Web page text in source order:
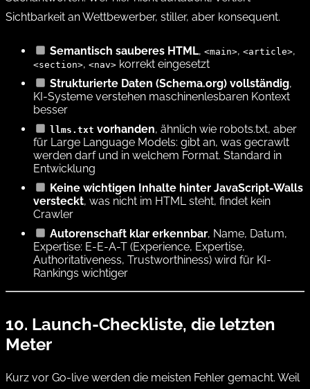
Sichtbarkeit an Wettbewerber, stiller, aber konsequent.
Semantisch sauberes HTML, <main>, <article>,
<section>, <nav> korrekt eingesetzt
Strukturierte Daten (Schema.org) vollständig,
KI-Systeme verstehen maschinenlesbaren Kontext
besser
llms.txt vorhanden, ähnlich wie robots.txt, aber
für Large Language Models: gibt an, was gecrawlt
werden darf und in welchem Format. Standard in
Entwicklung
Keine wichtigen Inhalte hinter JavaScript-Walls
versteckt, was nicht im HTML steht, findet kein
Crawler
Autorenschaft klar erkennbar, Name, Datum,
Expertise: E-E-A-T (Experience, Expertise,
Authoritativeness, Trustworthiness) wird für KI-
Rankings wichtiger
10. Launch-Checkliste, die letzten
Meter
Kurz vor Go-live werden die meisten Fehler gemacht. Weil